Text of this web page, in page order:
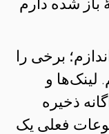
بیش از ۲۰ صفحهٔ باز شده دارم
برخی را
لینک‌ها و
ذخیره
فعلی یک